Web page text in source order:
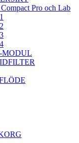
Pro och Lab
MODUL